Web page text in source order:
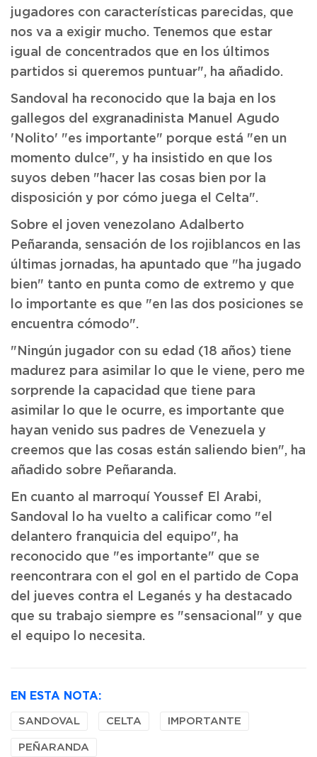
jugadores con características parecidas, que
nos va a exigir mucho. Tenemos que estar
igual de concentrados que en los últimos
partidos si queremos puntuar", ha añadido.
Sandoval ha reconocido que la baja en los
gallegos del exgranadinista Manuel Agudo
'Nolito' "es importante" porque está "en un
momento dulce", y ha insistido en que los
suyos deben "hacer las cosas bien por la
disposición y por cómo juega el Celta".
Sobre el joven venezolano Adalberto
Peñaranda, sensación de los rojiblancos en las
últimas jornadas, ha apuntado que "ha jugado
bien" tanto en punta como de extremo y que
lo importante es que "en las dos posiciones se
encuentra cómodo".
"Ningún jugador con su edad (18 años) tiene
madurez para asimilar lo que le viene, pero me
sorprende la capacidad que tiene para
asimilar lo que le ocurre, es importante que
hayan venido sus padres de Venezuela y
creemos que las cosas están saliendo bien", ha
añadido sobre Peñaranda.
En cuanto al marroquí Youssef El Arabi,
Sandoval lo ha vuelto a calificar como "el
delantero franquicia del equipo", ha
reconocido que "es importante" que se
reencontrara con el gol en el partido de Copa
del jueves contra el Leganés y ha destacado
que su trabajo siempre es "sensacional" y que
el equipo lo necesita.
EN ESTA NOTA:
SANDOVAL CELTA IMPORTANTE
PEÑARANDA